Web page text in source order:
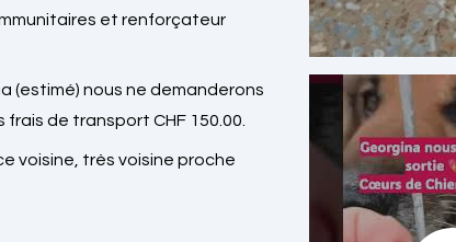
et renforçateur
(estimé) nous ne demanderons
de transport CHF 150.00.
voisine, très voisine proche